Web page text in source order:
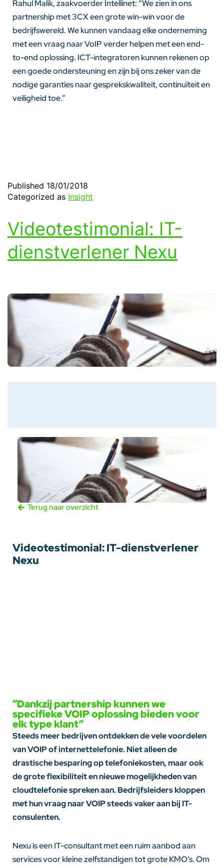
Rahul Malik, zaakvoerder Intellinet: “We zien in ons
partnership met 3CX een grote win-win voor de
bedrijfswereld. We kunnen vandaag elke onderneming
met een vraag naar VoIP verder helpen met een end-
to-end oplossing. ICT-integratoren kunnen rekenen op
een goede ondersteuning en zijn bij ons zeker van de
nodige garanties naar gesprekskwaliteit, continuïteit en
veiligheid toe.”
Published 18/01/2018
Categorized as Insight
Videotestimonial: IT-
dienstverlener Nexu
Terug naar overzicht
Videotestimonial: IT-dienstverlener
Nexu
“Dankzij partnership kunnen we
specifieke VOIP oplossing bieden voor
elk type klant”
Steeds meer bedrijven ontdekken de vele voordelen
van VOIP of internettelefonie. Niet alleen de
drastische besparing op telefoniekosten, maar ook
de grote flexibiliteit en nieuwe mogelijkheden van
cloudtelefonie spreken aan. Bedrijfsleiders kloppen
met hun vraag naar VOIP steeds vaker aan bij IT-
consulenten.
Nexu is een IT-consultant met een ruim aanbod aan
services voor kleine zelfstandigen tot grote KMO’s. Om